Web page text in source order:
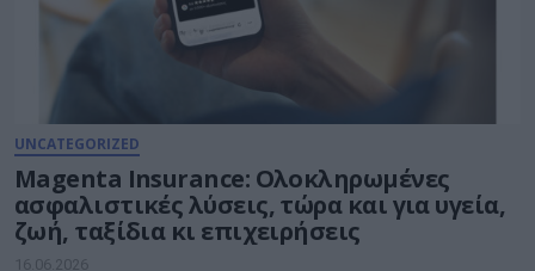
UNCATEGORIZED
Magenta Insurance: Ολοκληρωμένες
ασφαλιστικές λύσεις, τώρα και για υγεία,
ζωή, ταξίδια κι επιχειρήσεις
16.06.2026